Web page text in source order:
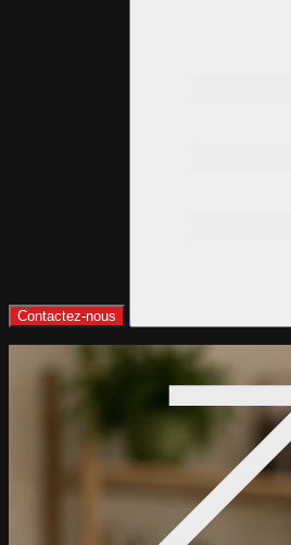
Contactez-nous